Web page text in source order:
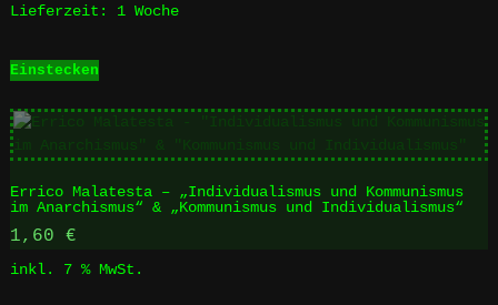
Lieferzeit: 1 Woche
Einstecken
Errico Malatesta – „Individualismus und Kommunismus
im Anarchismus“ & „Kommunismus und Individualismus“
1,60 €
inkl. 7 % MwSt.